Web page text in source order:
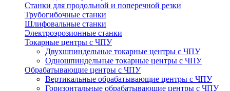
Станки для продольной и поперечной резки
Трубогибочные станки
Шлифовальные станки
Электроэрозионные станки
Токарные центры с ЧПУ
Двухшпиндельные токарные центры с ЧПУ
Одношпиндельные токарные центры с ЧПУ
Обрабатывающие центры с ЧПУ
Вертикальные обрабатывающие центры с ЧПУ
Горизонтальные обрабатывающие центры с ЧПУ